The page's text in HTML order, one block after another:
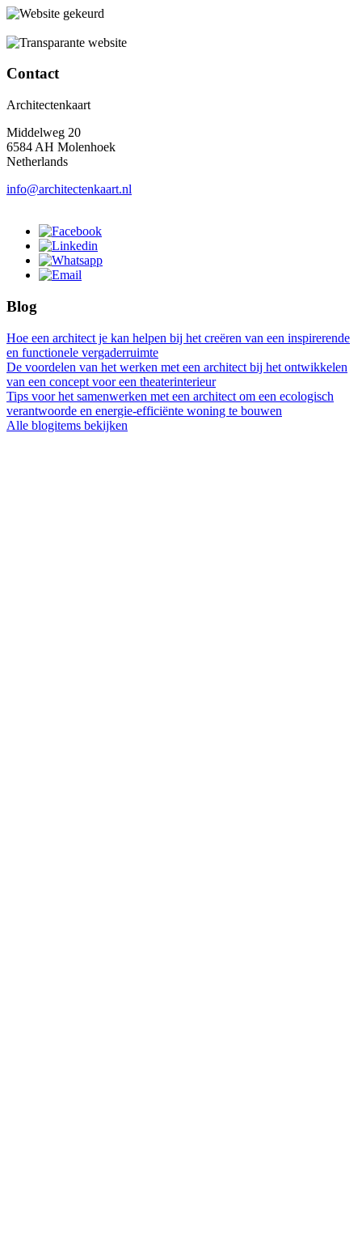
Contact
Architectenkaart
Middelweg 20
6584 AH Molenhoek
Netherlands
info@architectenkaart.nl
Blog
Hoe een architect je kan helpen bij het creëren van een inspirerende
en functionele vergaderruimte
De voordelen van het werken met een architect bij het ontwikkelen
van een concept voor een theaterinterieur
Tips voor het samenwerken met een architect om een ecologisch
verantwoorde en energie-efficiënte woning te bouwen
Alle blogitems bekijken